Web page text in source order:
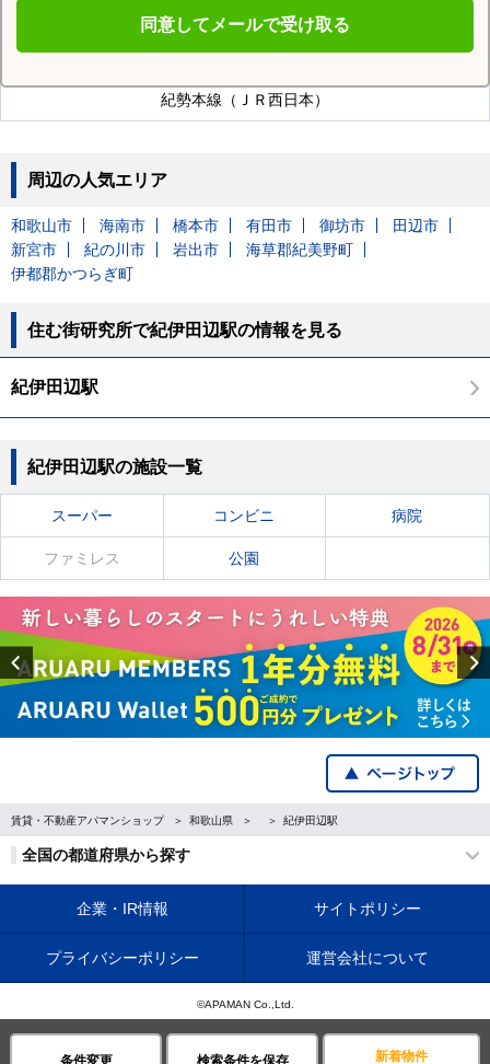
条件変更 検索条件を保存
新着物件
同意してメールで受け取る
紀伊田辺駅を通る沿線
紀勢本線（ＪＲ西日本）
周辺の人気エリア
和歌山市 海南市 橋本市 有田市 御坊市
田辺市
新宮市
紀の川市 岩出市
海草郡紀美野町
伊都郡かつらぎ町
住む街研究所で紀伊田辺駅の情報を見る
紀伊田辺駅
紀伊田辺駅の施設一覧
スーパー コンビニ 病院
ファミレス 公園
Previous
賃貸・不動産アパマンショップ 和歌山県 紀伊田辺駅
全国の都道府県から探す
企業・IR情報 サイトポリシー
プライバシーポリシー 運営会社について
©APAMAN Co.,Ltd.